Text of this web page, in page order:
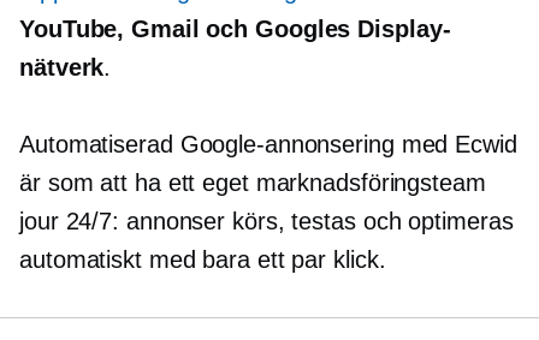
YouTube, Gmail och Googles Display-
nätverk.
Automatiserad Google-annonsering med Ecwid
är som att ha ett eget marknadsföringsteam
jour24/7: annonser körs, testas och optimeras
automatiskt med bara ett par klick.